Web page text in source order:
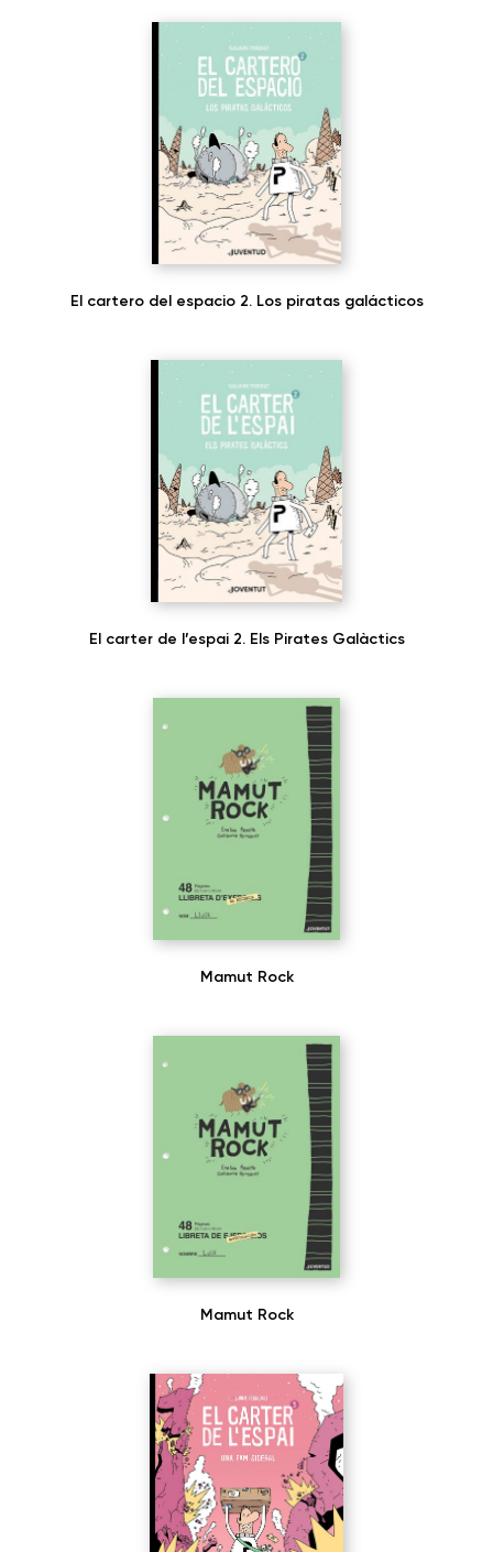
El cartero del espacio 2. Los piratas galácticos
El carter de l’espai 2. Els Pirates Galàctics
Mamut Rock
Mamut Rock